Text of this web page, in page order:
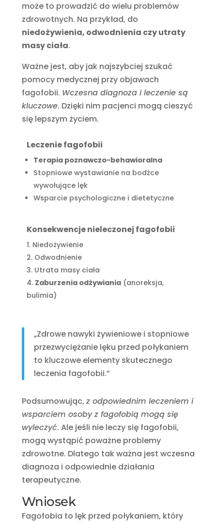
może to prowadzić do wielu problemów
zdrowotnych. Na przykład, do
niedożywienia, odwodnienia czy utraty
masy ciała.
Ważne jest, aby jak najszybciej szukać
pomocy medycznej przy objawach
fagofobii. Wczesna diagnoza i leczenie są
kluczowe. Dzięki nim pacjenci mogą cieszyć
się lepszym życiem.
Leczenie fagofobii
Terapia poznawczo-behawioralna
Stopniowe wystawianie na bodźce
wywołujące lęk
Wsparcie psychologiczne i dietetyczne
Konsekwencje nieleczonej fagofobii
Niedożywienie
Odwodnienie
Utrata masy ciała
Zaburzenia odżywiania(anoreksja,
bulimia)
„Zdrowe nawyki żywieniowe i stopniowe
przezwyciężanie lęku przed połykaniem
to kluczowe elementy skutecznego
leczenia fagofobii.”
Podsumowując, z odpowiednim leczeniem i
wsparciem osoby z fagofobią mogą się
wyleczyć. Ale jeśli nie leczy się fagofobii,
mogą wystąpić poważne problemy
zdrowotne. Dlatego tak ważna jest wczesna
diagnoza i odpowiednie działania
terapeutyczne.
Wniosek
Fagofobia to lęk przed połykaniem, który